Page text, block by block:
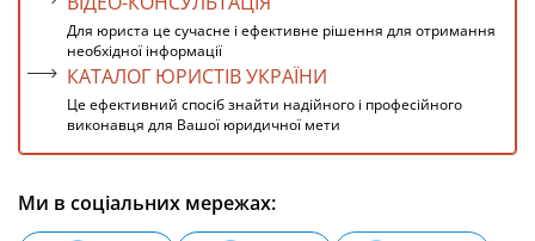
Для юриста це сучасне і ефективне рішення для отримання
необхідної інформації
КАТАЛОГ ЮРИСТІВ УКРАЇНИ
Це ефективний спосіб знайти надійного і професійного
виконавця для Вашої юридичної мети
Ми в соціальних мережах: